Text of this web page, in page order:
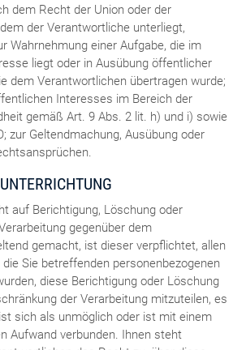
dem Recht der Union oder der
der Verantwortliche unterliegt,
Wahrnehmung einer Aufgabe, die im
liegt oder in Ausübung öffentlicher
dem Verantwortlichen übertragen wurde;
Interesses im Bereich der
gemäß Art. 9 Abs. 2 lit. h) und i) sowie
zur Geltendmachung, Ausübung oder
auf Berichtigung, Löschung oder
gegenüber dem
gemacht, ist dieser verpflichtet, allen
Sie betreffenden personenbezogenen
diese Berichtigung oder Löschung
der Verarbeitung mitzuteilen, es
sich als unmöglich oder ist mit einem
Aufwand verbunden. Ihnen steht